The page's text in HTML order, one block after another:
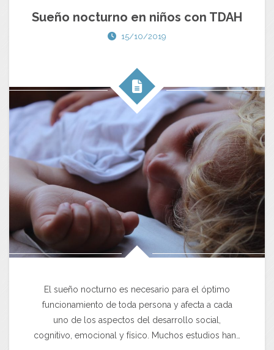
Sueño nocturno en niños con TDAH
15/10/2019
El sueño nocturno es necesario para el óptimo
funcionamiento de toda persona y afecta a cada
uno de los aspectos del desarrollo social,
cognitivo, emocional y físico. Muchos estudios han…